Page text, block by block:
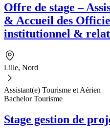
Offre de stage –
& Accueil des
institutionnel &
Lille, Nord
Assistant(e) Tourisme et Aérien
Bachelor Tourisme
Stage gestion de